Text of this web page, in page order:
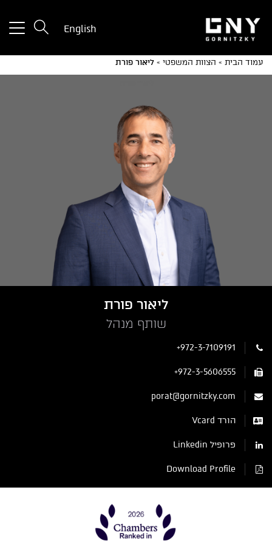
English
עמוד הבית » הצוות המשפטי » ליאור פורת
ליאור פורת
שותף מנהל
+972-3-7109191
+972-3-5606555
porat@gornitzky.com
הורד Vcard
פרופיל Linkedin
Download Profile